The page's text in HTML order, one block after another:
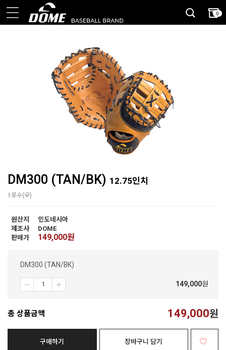
0
DM300 (TAN/BK) 12.75인치
1루수(우)
원산지
인도네시아
제조사
DOME
판매가
149,000원
DM300 (TAN/BK)
149,000원
총 상품금액 149,000원
구매하기 장바구니 담기